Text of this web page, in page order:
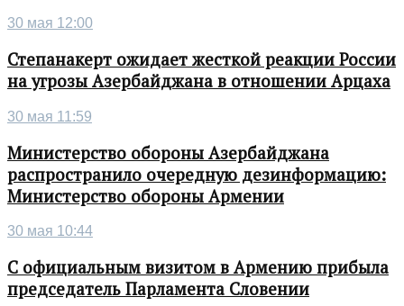
30 мая 12:00
Степанакерт ожидает жесткой реакции России
на угрозы Азербайджана в отношении Арцаха
30 мая 11:59
Министерство обороны Азербайджана
распространило очередную дезинформацию:
Министерство обороны Армении
30 мая 10:44
С официальным визитом в Армению прибыла
председатель Парламента Словении